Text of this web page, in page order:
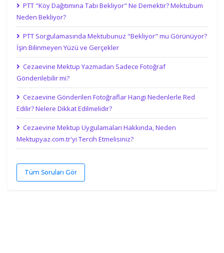
PTT "Köy Dağıtımına Tabi Bekliyor" Ne Demektir? Mektubum
Neden Bekliyor?
PTT Sorgulamasında Mektubunuz "Bekliyor" mu Görünüyor?
İşin Bilinmeyen Yüzü ve Gerçekler
Cezaevine Mektup Yazmadan Sadece Fotoğraf
Gönderilebilir mi?
Cezaevine Gönderilen Fotoğraflar Hangi Nedenlerle Red
Edilir? Nelere Dikkat Edilmelidir?
Cezaevine Mektup Uygulamaları Hakkında, Neden
Mektupyaz.com.tr'yi Tercih Etmelisiniz?
Tüm Soruları Gör